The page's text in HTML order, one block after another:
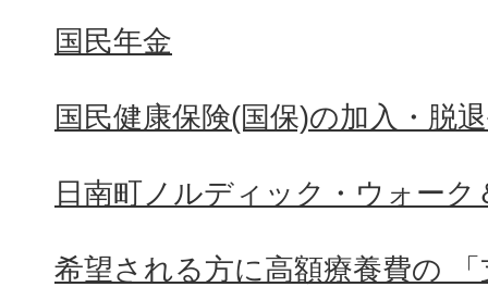
国民年金
国民健康保険(国保)の加入・脱
日南町ノルディック・ウォーク
希望される方に高額療養費の